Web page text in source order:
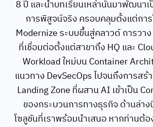
Search
for:
8 ปี และนำบทเรียนเหล่านั้นมาพัฒนา
การพิสูจน์จริง ครอบคลุมตั้งแต่การ
Modernize ระบบขึ้นสู่คลาวด์ การวา
ที่เชื่อมต่อตั้งแต่สาขาถึง HQ และ
Workload ใหม่บน Container
แนวทาง DevSecOps ไปจนถึงการสร้
Landing Zone ที่ผสาน AI เข้าเป็น
ของกระบวนการทางธุรกิจ ด้านล่า
โซลูชันที่เราพร้อมนำเสนอ หากท่านต้